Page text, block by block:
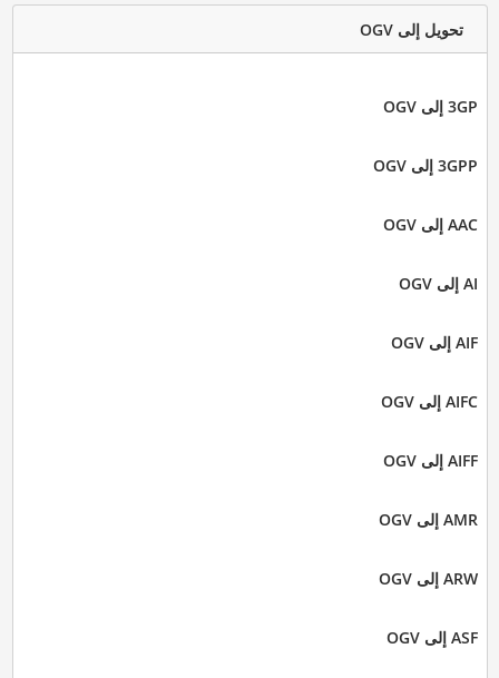
تحويل إلى OGV
3GP إلى OGV
3GPP إلى OGV
AAC إلى OGV
AI إلى OGV
AIF إلى OGV
AIFC إلى OGV
AIFF إلى OGV
AMR إلى OGV
ARW إلى OGV
ASF إلى OGV